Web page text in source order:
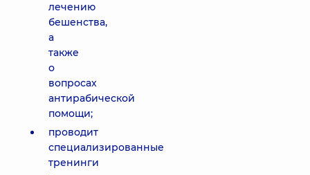
лечению
бешенства,
а
также
о
вопросах
антирабической
помощи;
проводит
специализированные
тренинги